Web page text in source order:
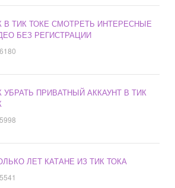
В ТИК ТОКЕ СМОТРЕТЬ ИНТЕРЕСНЫЕ
БЕЗ РЕГИСТРАЦИИ
УБРАТЬ ПРИВАТНЫЙ АККАУНТ В ТИК
ЛЕТ КАТАНЕ ИЗ ТИК ТОКА